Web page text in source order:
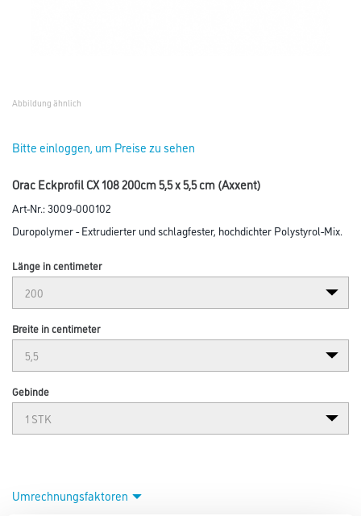
Abbildung ähnlich
Bitte einloggen, um Preise zu sehen
Orac Eckprofil CX 108 200cm 5,5 x 5,5 cm (Axxent)
Art-Nr.:3009-000102
Duropolymer - Extrudierter und schlagfester, hochdichter Polystyrol-Mix.
Länge in centimeter
Breite in centimeter
Gebinde
Umrechnungsfaktoren